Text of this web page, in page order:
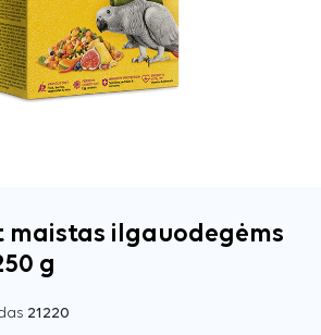
maistas ilgauodegėms
g
21220